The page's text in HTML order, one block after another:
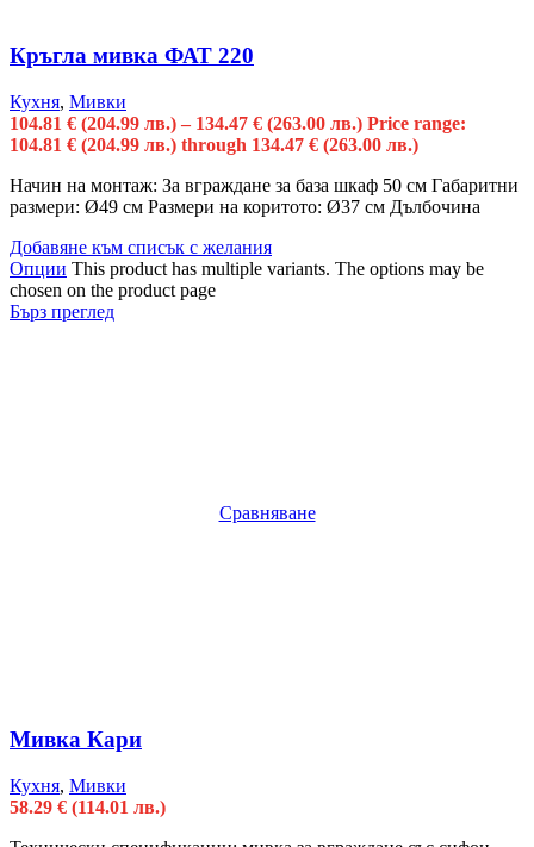
Кръгла мивка ФАТ 220
Кухня, Мивки
104.81 € (204.99 лв.) – 134.47 € (263.00 лв.) Price range:
104.81 € (204.99 лв.) through 134.47 € (263.00 лв.)
Начин на монтаж: За вграждане за база шкаф 50 см Габаритни
размери: Ø49 см Размери на коритото: Ø37 см Дълбочина
Добавяне към списък с желания
Опции This product has multiple variants. The options may be
chosen on the product page
Бърз преглед
Сравняване
Мивка Кари
Кухня, Мивки
58.29 € (114.01 лв.)